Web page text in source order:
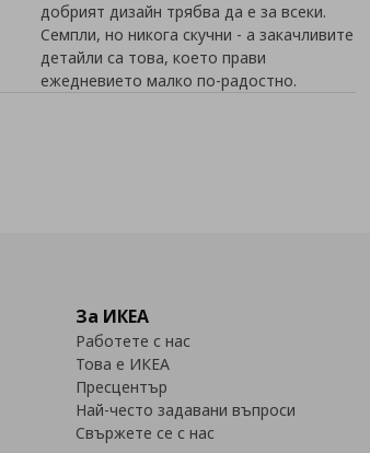
добрият дизайн трябва да е за всеки.
Семпли, но никога скучни - а закачливите
детайли са това, което прави
ежедневието малко по-радостно.
За ИКЕА
Работете с нас
Това е ИКЕА
Пресцентър
Най-често задавани въпроси
Свържете се с нас